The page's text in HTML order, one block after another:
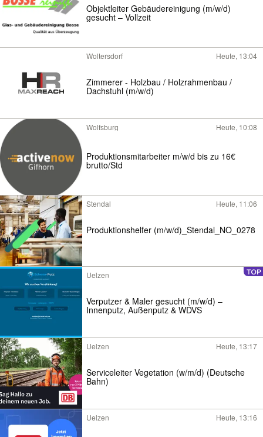
Objektleiter Gebäudereinigung (m/w/d)
gesucht – Vollzeit
Woltersdorf Heute, 13:04
Zimmerer - Holzbau / Holzrahmenbau /
Dachstuhl (m/w/d)
Wolfsburg Heute, 10:08
Produktionsmitarbeiter m/w/d bis zu 16€
brutto/Std
Stendal Heute, 11:06
Produktionshelfer (m/w/d)_Stendal_NO_0278
Uelzen
Verputzer & Maler gesucht (m/w/d) –
Innenputz, Außenputz & WDVS
Uelzen Heute, 13:17
Serviceleiter Vegetation (w/m/d) (Deutsche
Bahn)
Uelzen Heute, 13:16